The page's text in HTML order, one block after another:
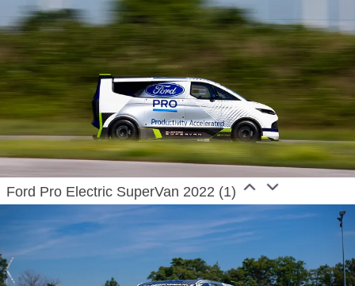
Ford Pro Electric SuperVan 2022 (1)